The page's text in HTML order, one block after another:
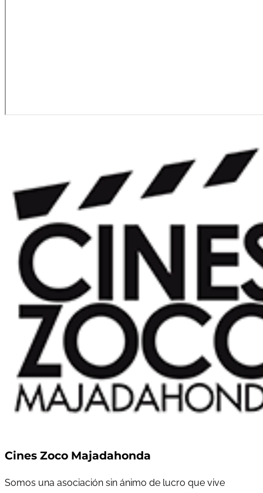
Cines Zoco Majadahonda
Somos una asociación sin ánimo de lucro que vive